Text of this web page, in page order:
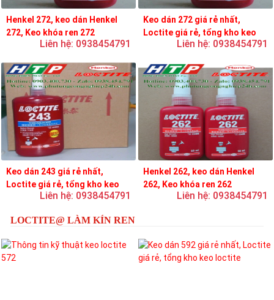
Henkel 272, keo dán Henkel
272, Keo khóa ren 272
Liên hệ: 0938454791
Keo dán 272 giá rẻ nhất,
Loctite giá rẻ, tổng kho keo
Liên hệ: 0938454791
Keo dán 243 giá rẻ nhất,
Loctite giá rẻ, tổng kho keo
Liên hệ: 0938454791
Henkel 262, keo dán Henkel
262, Keo khóa ren 262
Liên hệ: 0938454791
LOCTITE@ LÀM KÍN REN